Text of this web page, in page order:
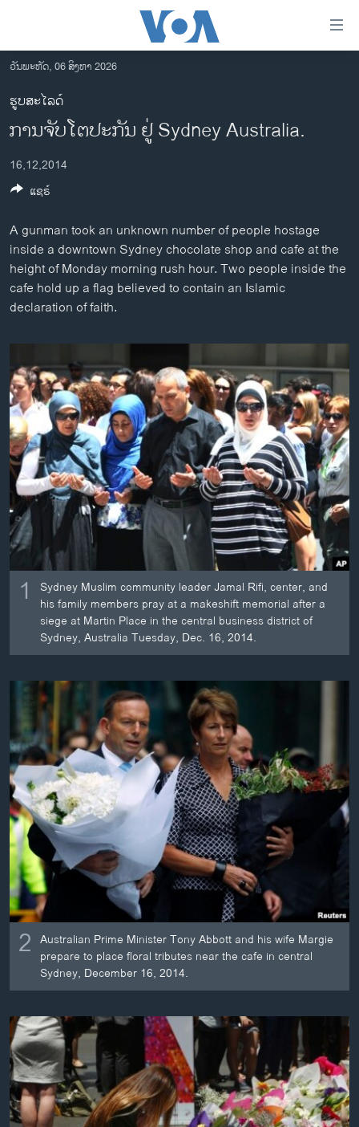
ເຂົ້າ
ຫາ
ຂ້າມ
ຂ້າມ
ໄປ
ຫາ
ຄົ້ນ
ລາວ
ອາເມຣິກາ
ການເລືອກຕັ້ງ ປະທານາທີບໍດີ ສະຫະລັດ 2024
ຂ່າວ​ຈີນ
ໂລກ
ເອເຊຍ
ອິດສະຫຼະພາບດ້ານການຂ່າວ
ຊີວິດຊາວລາວ
ຊຸມຊົນຊາວລາວ
ວິທະຍາສາດ-ເທັກໂນໂລຈີ
ທຸລະກິດ
ພາສາອັງກິດ
ວີດີໂອ
ສຽງ
ລາຍການກະຈາຍສຽງ
ລາຍງານ
ຕິດຕາມພວກເຮົາ ທີ່
ພາສາຕ່າງໆ
ວັນພະຫັດ, 06 ສິງຫາ 2026
ຮູບສະໄລດ໌
ການຈັບໂຕປະກັນ ຢູ່ Sydney Australia.
16,12,2014
A gunman took an unknown number of people hostage
inside a downtown Sydney chocolate shop and cafe at the
height of Monday morning rush hour. Two people inside the
cafe hold up a flag believed to contain an Islamic
declaration of faith.
1
Sydney Muslim community leader Jamal Rifi, center, and
his family members pray at a makeshift memorial after a
siege at Martin Place in the central business district of
Sydney, Australia Tuesday, Dec. 16, 2014.
2 Australian Prime Minister Tony Abbott and his wife Margie
prepare to place floral tributes near the cafe in central
Sydney, December 16, 2014.
ແຊຣ໌